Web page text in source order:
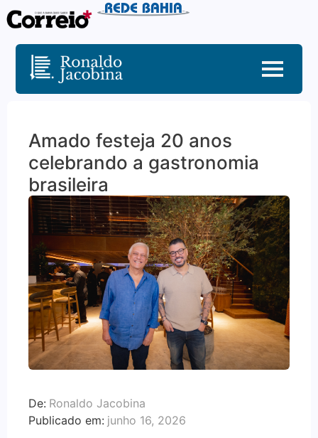
Amado festeja 20 anos
celebrando a gastronomia
brasileira
De: Ronaldo Jacobina
Publicado em: junho 16, 2026